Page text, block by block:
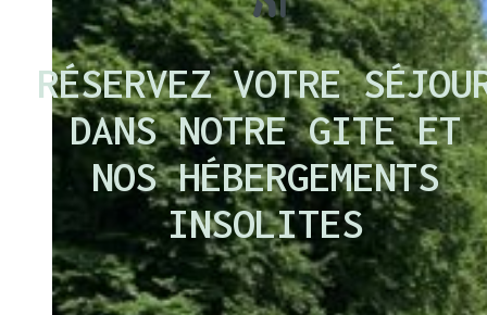
RÉSERVEZ VOTRE
DANS NOTRE GITE ET
NOS HÉBERGEMENTS
INSOLITES